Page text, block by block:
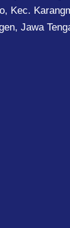
Kec.
Jawa